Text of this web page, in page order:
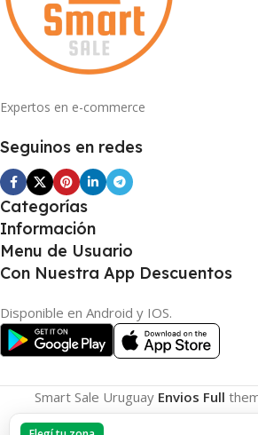
Expertos en e-commerce
Seguinos en redes
Categorías
Información
Menu de Usuario
Con Nuestra App Descuentos
Disponible en Android y IOS.
Smart Sale Uruguay Envios Full
Commerce.